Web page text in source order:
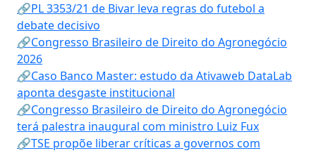
🔗PL 3353/21 de Bivar leva regras do futebol a
debate decisivo
🔗Congresso Brasileiro de Direito do Agronegócio
2026
🔗Caso Banco Master: estudo da Ativaweb DataLab
aponta desgaste institucional
🔗Congresso Brasileiro de Direito do Agronegócio
terá palestra inaugural com ministro Luiz Fux
🔗TSE propõe liberar críticas a governos com